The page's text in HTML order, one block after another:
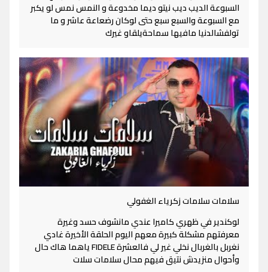
السبوعة الديب ديب نيتو ديما مخدوعة و النمس نمس لو يكبر
مع السبوعة والسبع سبع حتى لوكان رضعاعة عاشر و ما
تولفشالدنيا مافيها سماحةيلقاو غيرك
سلامات سلامات زكرياء الغفولي
لوكندير في ظهري كاميرا عندي مانشوف حسد وغيرة
معرفتهم مشكلة كبيرة معهم اليوم الحلقة الأخيرة غادي
نغربل بالغربال نخلي غير لي فالعشرة FIDELE ياهما هاك حال
وأحوال منزيدش نتيق فيهم محال سلامات سلات